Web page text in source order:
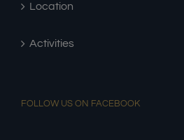
Location
Activities
FOLLOW US ON FACEBOOK